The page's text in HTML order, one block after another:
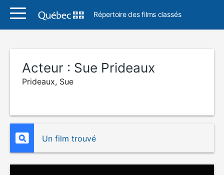
Répertoire des films classés
Acteur : Sue Prideaux
Prideaux, Sue
Un film trouvé